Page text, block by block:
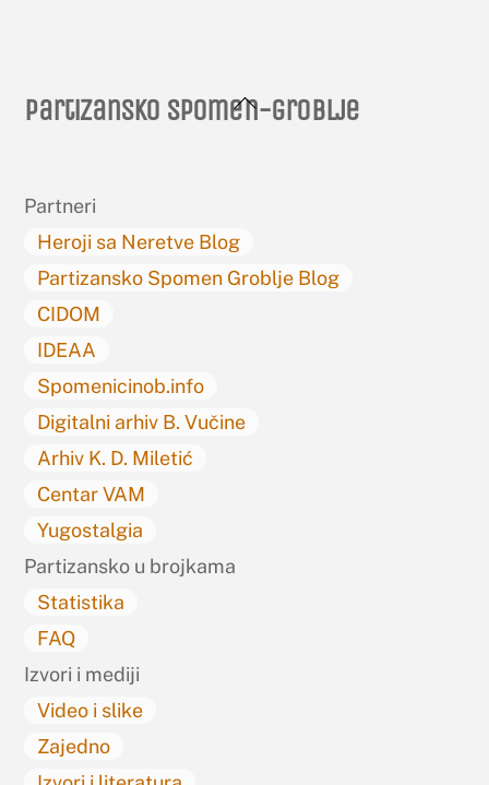
Back
Partizansko spomen-groblje
Partneri
Heroji sa Neretve Blog
Partizansko Spomen Groblje Blog
CIDOM
IDEAA
Spomenicinob.info
Digitalni arhiv B. Vučine
Arhiv K. D. Miletić
Centar VAM
Yugostalgia
Partizansko u brojkama
Statistika
FAQ
Izvori i mediji
Video i slike
Zajedno